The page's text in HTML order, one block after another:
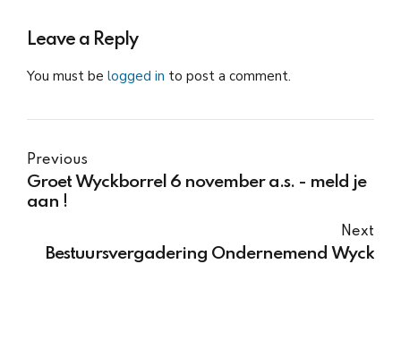
Leave a Reply
You must be logged in to post a comment.
Previous
Groet Wyckborrel 6 november a.s. - meld je
aan !
Next
Bestuursvergadering Ondernemend Wyck